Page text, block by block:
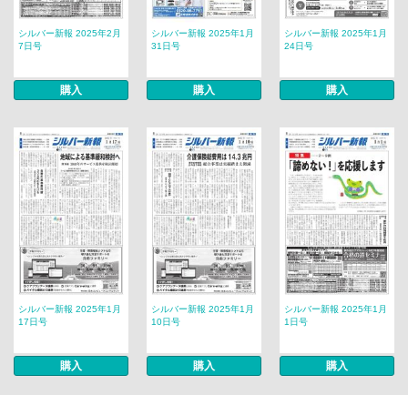
シルバー新報 2025年2月
7日号
購入
シルバー新報 2025年1月
31日号
購入
シルバー新報 2025年1月
24日号
購入
シルバー新報 2025年1月
17日号
購入
シルバー新報 2025年1月
10日号
購入
シルバー新報 2025年1月
1日号
購入